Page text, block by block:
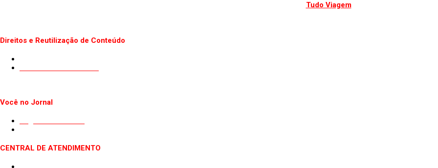
Tudo Viagem
Direitos e Reutilização de Conteúdo
Você no Jornal
CENTRAL DE ATENDIMENTO